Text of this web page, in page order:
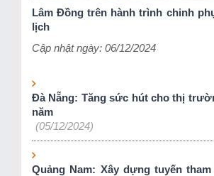
Lâm Đồng trên hành trình chinh
lịch
Cập nhật ngày: 06/12/2024
Đà Nẵng: Tăng sức hút cho thị
năm
(05/12/2024)
Quảng Nam: Xây dựng tuyến